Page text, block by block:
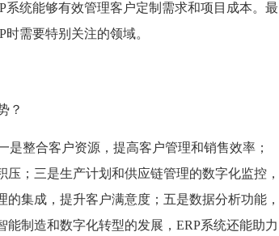
统能够有效管理客户定制需求和项目成本。最
需要特别关注的领域。
？
整合客户资源，提高客户管理和销售效率；
；三是生产计划和供应链管理的数字化监控，
集成，提升客户满意度；五是数据分析功能，
制造和数字化转型的发展，ERP系统还能助力